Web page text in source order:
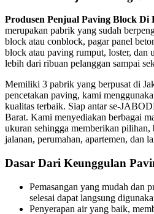
Produsen Penjual Paving Block
merupakan pabrik yang sudah
block atau conblock, pagar panel
block atau paving rumput, loster, dan
lebih dari ribuan pelanggan sampai
Memiliki 3 pabrik yang berpusat di
pencetakan paving, kami
kualitas terbaik. Siap antar se-
Barat. Kami menyediakan berbagai
ukuran sehingga memberikan
jalanan, perumahan, apartemen, dan
Dasar Dari Keunggulan
Pemasangan yang mudah dan
selesai dapat langsung
Penyerapan air yang baik,